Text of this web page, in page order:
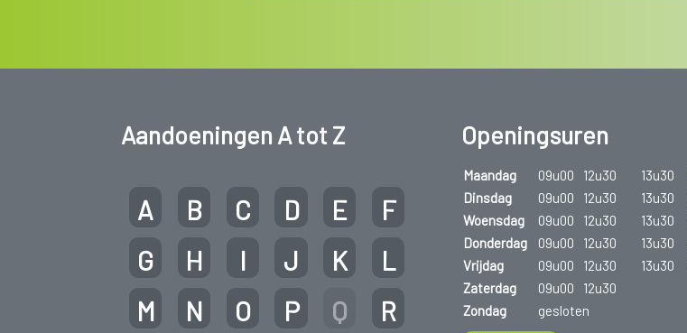
Aandoeningen A tot Z
A B C D E
F
G
H I J K
L
M
N O P Q
R
Openingsuren
Maandag 09u00 12u30 13u30
Dinsdag
09u00 12u30 13u30
Woensdag
09u00 12u30 13u30
Donderdag
09u00 12u30 13u30
Vrijdag
09u00 12u30 13u30
Zaterdag
09u00
12u30
Zondag
gesloten